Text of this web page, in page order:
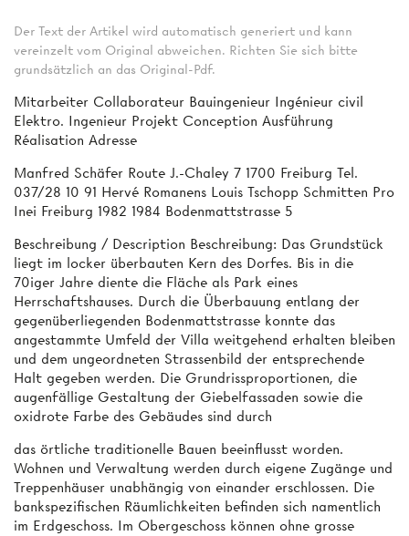
Der Text der Artikel wird automatisch generiert und kann
vereinzelt vom Original abweichen. Richten Sie sich bitte
grundsätzlich an das Original-Pdf.
Mitarbeiter Collaborateur Bauingenieur Ingénieur civil
Elektro. Ingenieur Projekt Conception Ausführung
Réalisation Adresse
Manfred Schäfer Route J.-Chaley 7 1700 Freiburg Tel.
037/28 10 91 Hervé Romanens Louis Tschopp Schmitten Pro
Inei Freiburg 1982 1984 Bodenmattstrasse 5
Beschreibung / Description Beschreibung: Das Grundstück
liegt im locker überbauten Kern des Dorfes. Bis in die
70iger Jahre diente die Fläche als Park eines
Herrschaftshauses. Durch die Überbauung entlang der
gegenüberliegenden Bodenmattstrasse konnte das
angestammte Umfeld der Villa weitgehend erhalten bleiben
und dem ungeordneten Strassenbild der entsprechende
Halt gegeben werden. Die Grundrissproportionen, die
augenfällige Gestaltung der Giebelfassaden sowie die
oxidrote Farbe des Gebäudes sind durch
das örtliche traditionelle Bauen beeinflusst worden.
Wohnen und Verwaltung werden durch eigene Zugänge und
Treppenhäuser unabhängig von einander erschlossen. Die
bankspezifischen Räumlichkeiten befinden sich namentlich
im Erdgeschoss. Im Obergeschoss können ohne grosse